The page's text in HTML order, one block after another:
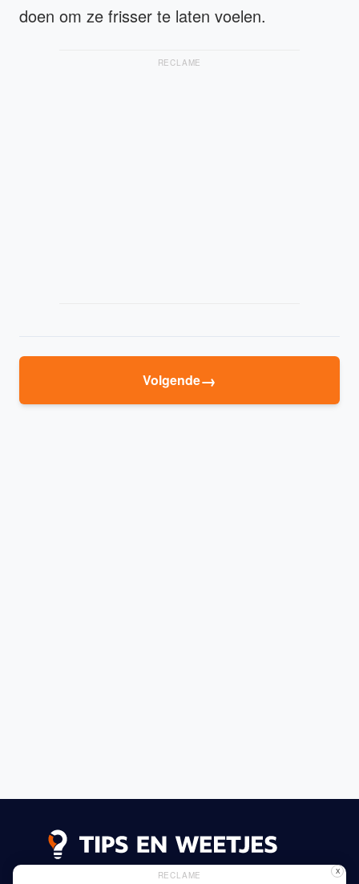
doen om ze frisser te laten voelen.
RECLAME
Volgende→
RECLAME X